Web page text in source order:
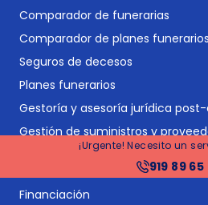
¡Urgente! Necesito un
919 89 65
Comparador de funerarias
Comparador de planes
Seguros de decesos
Planes funerarios
Gestoría y asesoría jurídica
Gestión de suministros y
Tramitación de herencias
Financiación